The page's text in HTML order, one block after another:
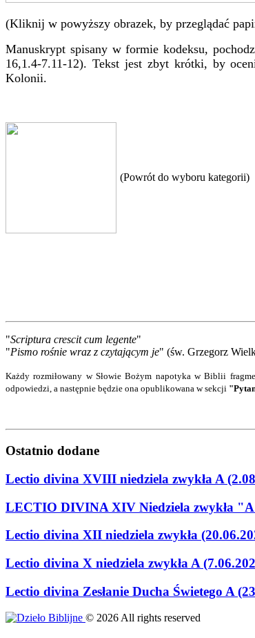
(Kliknij w powyższy obrazek, by przeglądać
Manuskrypt spisany w formie kodeksu,
16,1.4-7.11-12). Tekst jest zbyt krótki, by
Kolonii.
(Powrót do wyboru kategorii)
"Scriptura crescit cum legente"
"Pismo rośnie wraz z czytającym je" (św. Grzegorz
Każdy rozmiłowany w Słowie Bożym napotyka w Biblii
odpowiedzi, a następnie będzie ona opublikowana w sekcji
Ostatnio dodane
Lectio divina XVIII niedziela zwykła A
LECTIO DIVINA XIV Niedziela zwykła
Lectio divina XII niedziela zwykła
Lectio divina X niedziela zwykła A
Lectio divina Zesłanie Ducha Świetego A
© 2026All rights reserved